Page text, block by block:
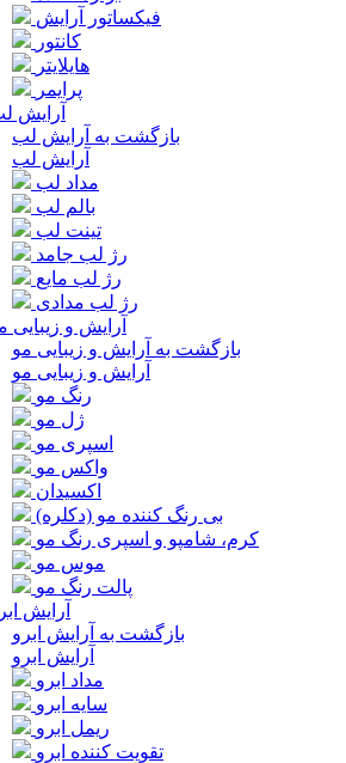
فیکساتور آرایش
کانتور
هایلایتر
پرایمر
آرایش
بازگشت به آرایش لب
آرایش لب
مداد لب
بالم لب
تینت لب
رژ لب جامد
رژ لب مایع
رژ لب مدادی
آرایش و زیبایی
بازگشت به آرایش و زیبایی مو
آرایش و زیبایی مو
رنگ مو
ژل مو
اسپری مو
واکس مو
اکسیدان
بی رنگ کننده مو (دکلره)
کرم، شامپو و اسپری رنگ مو
موس مو
پالت رنگ مو
آرایش
بازگشت به آرایش ابرو
آرایش ابرو
مداد ابرو
سایه ابرو
ریمل ابرو
تقویت کننده ابرو